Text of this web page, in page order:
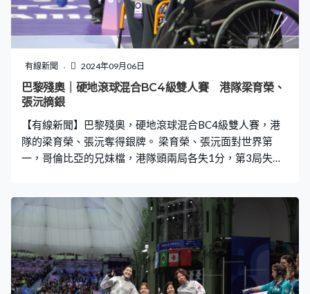
有線新聞 2024年09月06日
巴黎殘奧｜硬地滾球混合BC4級雙人賽 港隊梁育榮、
張沅摘銀
【有線新聞】巴黎殘奧，硬地滾球混合BC4級雙人賽，港
隊的梁育榮、張沅奪得銀牌。 梁育榮、張沅面對世界第
一，哥倫比亞的兄妹檔，港隊頭兩局各失1分，第3局失誤
蛋」，港隊總分都輸1比6，連續兩屆收穫銀牌。 行政長官
李家超祝賀港隊在兩項硬地滾球雙人賽事取得一金一銀，
讚揚運動員發揮團體精神，令全港市民引以為傲。身處巴
黎的文體旅局局長楊潤雄讚揚港隊在賽事中高度專注，展
現過人戰術，可親身見證感到無比振奮，又指教練及支援
團隊同樣功不可沒，行會非官守議員亦發稿祝賀。